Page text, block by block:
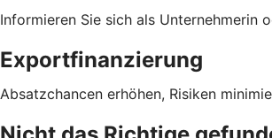
Informieren Sie sich als Unternehmerin
Exportfinanzierung
Absatzchancen erhöhen, Risiken